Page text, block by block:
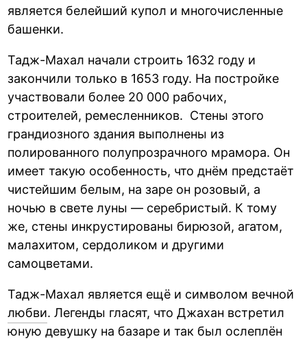
является белейший купол и многочисленные
башенки.
Тадж-Махал начали строить 1632 году и
закончили только в 1653 году. На постройке
участвовали более 20 000 рабочих,
строителей, ремесленников. Стены этого
грандиозного здания выполнены из
полированного полупрозрачного мрамора. Он
имеет такую особенность, что днём предстаёт
чистейшим белым, на заре он розовый, а
ночью в свете луны — серебристый. К тому
же, стены инкрустированы бирюзой, агатом,
малахитом, сердоликом и другими
самоцветами.
Тадж-Махал является ещё и символом вечной
любви. Легенды гласят, что Джахан встретил
юную девушку на базаре и так был ослеплён